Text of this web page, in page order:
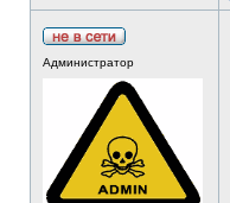
Администратор